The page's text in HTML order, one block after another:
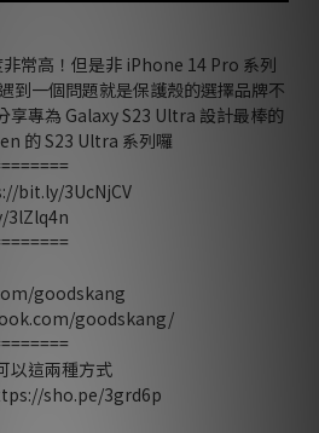
常高！但是非 iPhone 14 Pro 系列
到一個問題就是保護殼的選擇品牌不
享專為 Galaxy S23 Ultra 設計最棒的
的 S23 Ultra 系列囉
bit.ly/3UcNjCV
3lZlq4n
goodskang
goodskang/
以這兩種方式
sho.pe/3grd6p